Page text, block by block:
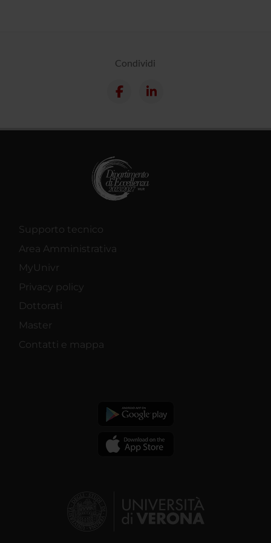
Condividi
Supporto tecnico
Area Amministrativa
MyUnivr
Privacy policy
Dottorati
Master
Contatti e mappa